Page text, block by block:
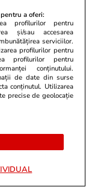
Germania
a oferi:
profilurilor pentru
și/sau accesarea
serviciilor.
profilurilor pentru
profilurilor pentru
conținutului.
de date din surse
conținutul. Utilizarea
precise de geolocație